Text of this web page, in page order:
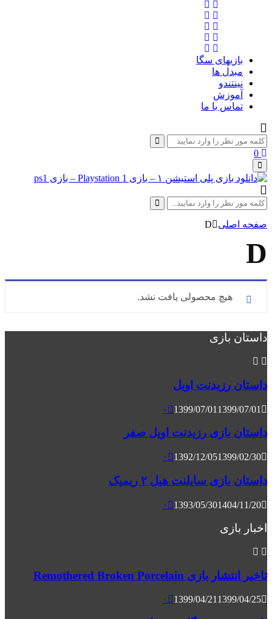
بازیهای سگا
مبدل ها
نینتندو
آموزش
تماس با ما
Search
for:
Search 0
Primary
Menu
Search
for:
Search
صفحه اصلی D
D
هیچ محصولی یافت نشد.
داستان بازی
داستان رزیدنت اویل
1399/07/01 1399/07/01 ۰
داستان بازی رزیدنت اویل صفر
1392/12/051399/02/30 ۰
داستان بازی سایلنت هیل ۲ ریمیک
1393/05/301404/11/20 ۰
اخبار بازی
تاخیر انتشار بازی Remothered Broken Porcelain
1399/04/21 1399/04/25 ۰